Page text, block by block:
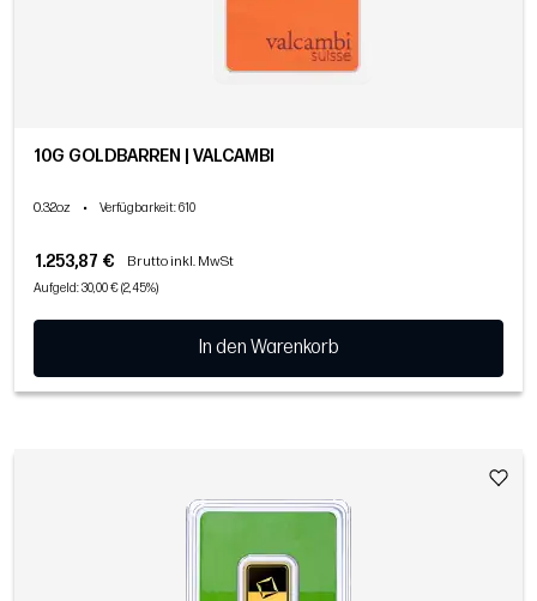
10G GOLDBARREN | VALCAMBI
0.32oz • Verfügbarkeit: 610
1.253,87 € Brutto inkl. MwSt
Aufgeld: 30,00 € (2,45%)
In den Warenkorb